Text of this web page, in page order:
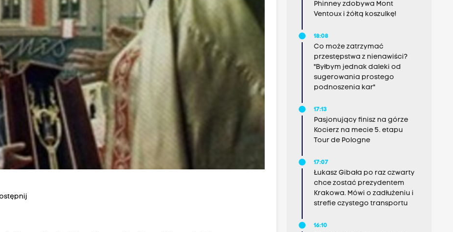
Phinney zdobywa Mont
Ventoux i żółtą koszulkę!
18:08
Co może zatrzymać
przestępstwa z nienawiści?
"Byłbym jednak daleki od
sugerowania prostego
podnoszenia kar"
17:13
Pasjonujący finisz na górze
Kocierz na mecie 5. etapu
Tour de Pologne
17:07
Łukasz Gibała po raz czwarty
chce zostać prezydentem
Krakowa. Mówi o zadłużeniu i
strefie czystego transportu
16:10